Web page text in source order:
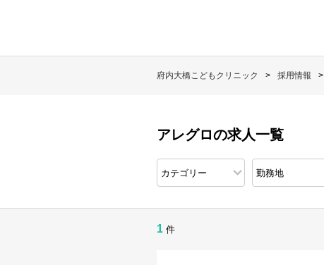
府内大橋こどもクリニック 採用情報
アレグロの求人一覧
1 件